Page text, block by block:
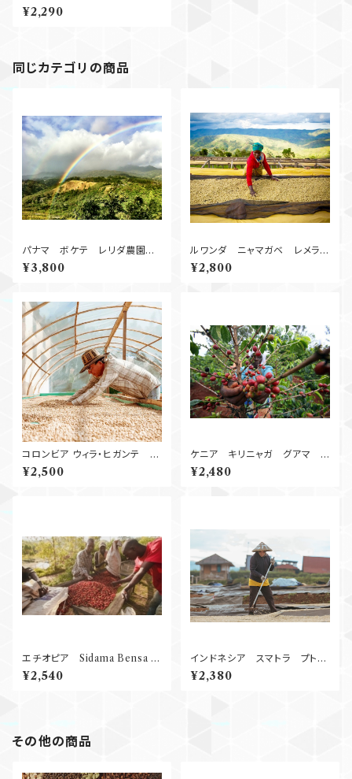
サ Natural 250g （中煎り）
¥2,290
同じカテゴリの商品
パナマ ボケテ レリダ農園
Natural
¥3,800
ルワンダ ニャマガベ レメラ
Natural 250g
¥2,800
コロンビア ウィラ・ヒガンテ ゲ
¥2,500
ケニア キリニャガ グアマ
AA Washed 2
50g
¥2,480
エチオピア Sidama Bensa S
hantawene Natural G１ 25
0g
¥2,540
インドネシア スマトラ プト
ラ・ガヨ Wet Hulled
250g
¥2,380
その他の商品